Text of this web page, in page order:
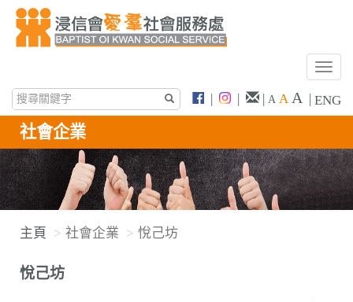
T
g
l
e
n
a
| | | A A A | ENG
社會企業
主頁 社會企業 悅己坊
悅己坊